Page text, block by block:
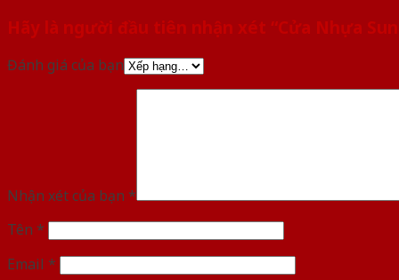
Hãy là người đầu tiên nhận xét “Cửa Nhựa
Đánh giá của bạn
Nhận xét của bạn *
Tên *
Email *